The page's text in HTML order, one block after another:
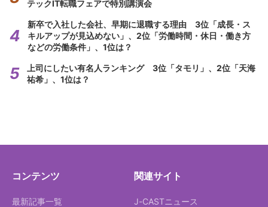
テックIT転職フェアで特別講演会
新卒で入社した会社、早期に退職する理由 3位「成長・ス
キルアップが見込めない」、2位「労働時間・休日・働き方
などの労働条件」、1位は？
上司にしたい有名人ランキング 3位「タモリ」、2位「天海
祐希」、1位は？
コンテンツ
最新記事一覧
関連サイト
J-CASTニュース